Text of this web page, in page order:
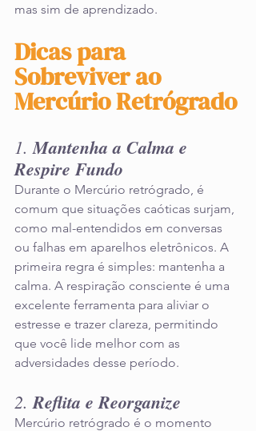
mas sim de aprendizado.
Dicas para
Sobreviver ao
Mercúrio Retrógrado
1. Mantenha a Calma e
Respire Fundo
Durante o Mercúrio retrógrado, é
comum que situações caóticas surjam,
como mal-entendidos em conversas
ou falhas em aparelhos eletrônicos. A
primeira regra é simples: mantenha a
calma. A respiração consciente é uma
excelente ferramenta para aliviar o
estresse e trazer clareza, permitindo
que você lide melhor com as
adversidades desse período.
2. Reflita e Reorganize
Mercúrio retrógrado é o momento